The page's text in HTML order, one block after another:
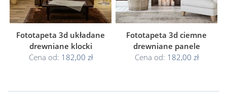
Fototapeta 3d układane
drewniane klocki
Cena od: 182,00 zł
Fototapeta 3d ciemne
drewniane panele
Cena od: 182,00 zł